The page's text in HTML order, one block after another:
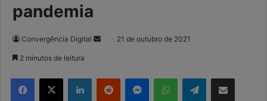
pandemia
Convergência Digital
d
21 de outubro de 2021
2 minutos de leitura
Telegram